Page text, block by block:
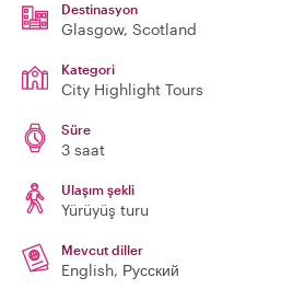
Destinasyon
Glasgow, Scotland
Kategori
City Highlight Tours
Süre
3 saat
Ulaşım şekli
Yürüyüş turu
Mevcut diller
English, Русский